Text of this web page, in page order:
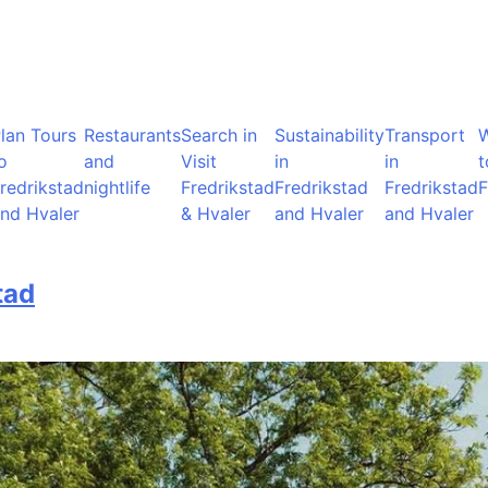
Tours
Hvaler
Restaurants
and
nightlife
Search in
Visit
Fredrikstad
& Hvaler
Sustainability
in
Fredrikstad
and Hvaler
Transport
in
Fredrikstad
and Hvaler